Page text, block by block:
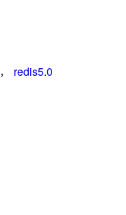
， redis5.0